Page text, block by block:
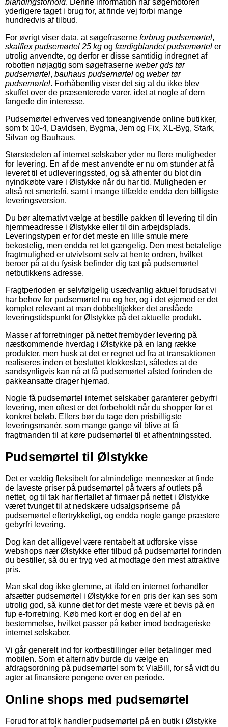
yderligere taget i brug for, at finde vej forbi mange
hundredvis af tilbud.
For øvrigt viser data, at søgefraserne forbrug pudsemørtel,
skalflex pudsemørtel 25 kg og færdigblandet pudsemørtel er
utrolig anvendte, og derfor er disse samtidig indregnet af
robotten nøjagtig som søgefraserne weber gds tør
pudsemørtel, bauhaus pudsemørtel og weber tør
pudsemørtel. Forhåbentlig viser det sig at du ikke blev
skuffet over de præsenterede varer, idet at nogle af dem
fangede din interesse.
Pudsemørtel erhverves ved toneangivende online butikker,
som fx 10-4, Davidsen, Bygma, Jem og Fix, XL-Byg, Stark,
Silvan og Bauhaus.
Størstedelen af internet selskaber yder nu flere muligheder
for levering. En af de mest anvendte er nu om stunder at få
leveret til et udleveringssted, og så afhenter du blot din
nyindkøbte vare i Ølstykke når du har tid. Muligheden er
altså ret smertefri, samt i mange tilfælde endda den billigste
leveringsversion.
Du bør alternativt vælge at bestille pakken til levering til din
hjemmeadresse i Ølstykke eller til din arbejdsplads.
Leveringstypen er for det meste en lille smule mere
bekostelig, men endda ret let gængelig. Den mest betalelige
fragtmulighed er utvivlsomt selv at hente ordren, hvilket
beroer på at du fysisk befinder dig tæt på pudsemørtel
netbutikkens adresse.
Fragtperioden er selvfølgelig usædvanlig aktuel forudsat vi
har behov for pudsemørtel nu og her, og i det øjemed er det
komplet relevant at man dobbelttjekker det anslåede
leveringstidspunkt for Ølstykke på det aktuelle produkt.
Masser af forretninger på nettet frembyder levering på
næstkommende hverdag i Ølstykke på en lang række
produkter, men husk at det er regnet ud fra at transaktionen
realiseres inden et besluttet klokkeslæt, således at de
sandsynligvis kan nå at få pudsemørtel afsted forinden de
pakkeansatte drager hjemad.
Nogle få pudsemørtel internet selskaber garanterer gebyrfri
levering, men oftest er det forbeholdt når du shopper for et
konkret beløb. Ellers bør du tage den prisbilligste
leveringsmanér, som mange gange vil blive at få
fragtmanden til at køre pudsemørtel til et afhentningssted.
Pudsemørtel til Ølstykke
Det er vældig fleksibelt for almindelige mennesker at finde
de laveste priser på pudsemørtel på tværs af outlets på
nettet, og til tak har flertallet af firmaer på nettet i Ølstykke
været tvunget til at nedskære udsalgspriserne på
pudsemørtel eftertrykkeligt, og endda nogle gange præstere
gebyrfri levering.
Dog kan det alligevel være rentabelt at udforske visse
webshops nær Ølstykke efter tilbud på pudsemørtel forinden
du bestiller, så du er tryg ved at modtage den mest attraktive
pris.
Man skal dog ikke glemme, at ifald en internet forhandler
afsætter pudsemørtel i Ølstykke for en pris der kan ses som
utrolig god, så kunne det for det meste være et bevis på en
fup e-forretning. Køb med kort er dog en del af en
bestemmelse, hvilket passer på køber imod bedrageriske
internet selskaber.
Vi går generelt ind for kortbestillinger eller betalinger med
mobilen. Som et alternativ burde du vælge en
afdragsordning på pudsemørtel som fx ViaBill, for så vidt du
agter at finansiere pengene over en periode.
Online shops med pudsemørtel
Forud for at folk handler pudsemørtel på en butik i Ølstykke